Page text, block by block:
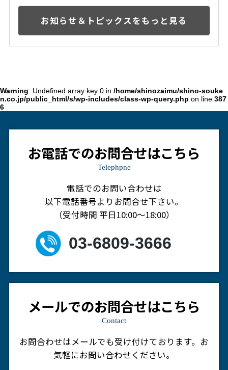
お知らせ＆トピックスをもっと見る
Warning: Undefined array key 0 in /home/shinozaimu/shino-souke
n.co.jp/public_html/s/wp-includes/class-wp-query.php on line 387
6
お電話でのお問合せはこちら
Telephpne
電話でのお問い合わせは
以下電話番号よりお問合せ下さい。
（受付時間 平日10:00～18:00）
03-6809-3666
メールでのお問合せはこちら
Contact
お問合わせはメールでも受け付けております。 お
気軽にお問い合わせください。